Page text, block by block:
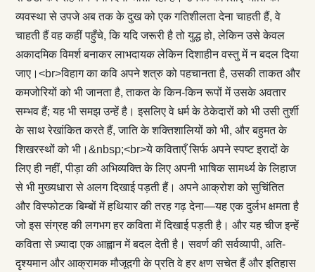
व्यवस्था से उपजे अब तक के दुख को एक गतिशीलता देना चाहती हैं, वे
चाहती हैं वह कहीं पहुँचे, कि यदि जरूरी है तो युद्ध हो, लेकिन उसे केवल
अकादमिक विमर्श बनाकर लाभदायक लेकिन दिशाहीन वस्तु में न बदल दिया
जाए।<br>विहाग का कवि अपने शत्रु को पहचानता है, उसकी ताकत और
कमजोरियों को भी जानता है, ताकत के किन-किन रूपों में उसके अवतार
सम्भव हैं; यह भी समझ उन्हें है। इसलिए वे धर्म के ठेकेदारों को भी उसी तुर्शी
के साथ रेखांकित करते हैं, जाति के शक्तिशालियों को भी, और बहुमत के
शिखरस्थों को भी।&nbsp;<br>ये कविताएँ सिर्फ अपने स्पष्ट इरादों के
लिए ही नहीं, पीड़ा की अभिव्यक्त‍ि के लिए अपनी भाषि‍क सामर्थ्य के लिहाज
से भी मुख्यधारा से अलग दिखाई पड़ती हैं। अपने आक्रोश को सुचिंतित
और विस्फोटक बिम्बों में हथियार की तरह गढ़ देना—यह एक दुर्लभ क्षमता है
जो इस संग्रह की लगभग हर कविता में दिखाई पड़ती है। और यह चीज इन्हें
कविता से ज़्यादा एक आह्वान में बदल देती है। सवर्ण की सर्वव्यापी, अति-
दृश्यमान और आक्रामक मौजूदगी के प्रति वे हर क्षण सचेत हैं और इतिहास